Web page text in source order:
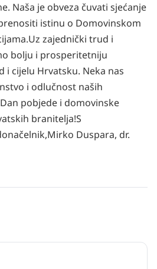
Naša je obveza čuvati sjećanje
istinu o Domovinskom
Uz zajednički trud i
bolju i prosperitetniju
i cijelu Hrvatsku. Neka nas
i odlučnost naših
pobjede i domovinske
branitelja!S
Mirko Duspara, dr.